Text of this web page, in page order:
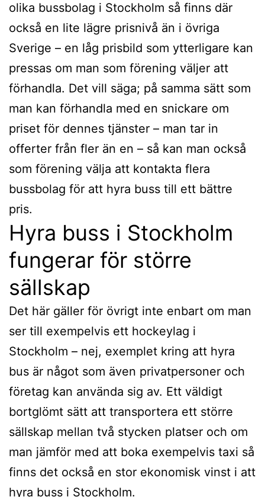
olika bussbolag i Stockholm så finns där
också en lite lägre prisnivå än i övriga
Sverige – en låg prisbild som ytterligare kan
pressas om man som förening väljer att
förhandla. Det vill säga; på samma sätt som
man kan förhandla med en snickare om
priset för dennes tjänster – man tar in
offerter från fler än en – så kan man också
som förening välja att kontakta flera
bussbolag för att hyra buss till ett bättre
pris.
Hyra buss i Stockholm
fungerar för större
sällskap
Det här gäller för övrigt inte enbart om man
ser till exempelvis ett hockeylag i
Stockholm – nej, exemplet kring att hyra
bus är något som även privatpersoner och
företag kan använda sig av. Ett väldigt
bortglömt sätt att transportera ett större
sällskap mellan två stycken platser och om
man jämför med att boka exempelvis taxi så
finns det också en stor ekonomisk vinst i att
hyra buss i Stockholm.